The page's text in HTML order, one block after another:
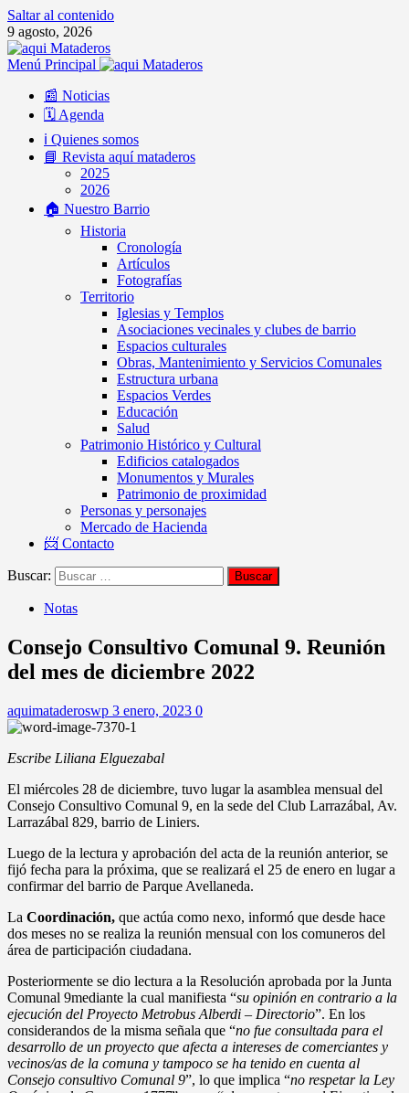
Saltar al contenido
9 agosto, 2026
Menú Principal
📰 Noticias
🗓️ Agenda
ℹ️ Quienes somos
📘 Revista aquí mataderos
2025
2026
🏠 Nuestro Barrio
Historia
Cronología
Artículos
Fotografías
Territorio
Iglesias y Templos
Asociaciones vecinales y clubes de barrio
Espacios culturales
Obras, Mantenimiento y Servicios Comunales
Estructura urbana
Espacios Verdes
Educación
Salud
Patrimonio Histórico y Cultural
Edificios catalogados
Monumentos y Murales
Patrimonio de proximidad
Personas y personajes
Mercado de Hacienda
📨 Contacto
Buscar:
Notas
Consejo Consultivo Comunal 9. Reunión
del mes de diciembre 2022
aquimataderoswp 3 enero, 2023 0
Escribe Liliana Elguezabal
El miércoles 28 de diciembre, tuvo lugar la asamblea mensual del
Consejo Consultivo Comunal 9, en la sede del Club Larrazábal, Av.
Larrazábal 829, barrio de Liniers.
Luego de la lectura y aprobación del acta de la reunión anterior, se
fijó fecha para la próxima, que se realizará el 25 de enero en lugar a
confirmar del barrio de Parque Avellaneda.
La Coordinación, que actúa como nexo, informó que desde hace
dos meses no se realiza la reunión mensual con los comuneros del
área de participación ciudadana.
Posteriormente se dio lectura a la Resolución aprobada por la Junta
Comunal 9mediante la cual manifiesta “su opinión en contrario a la
ejecución del Proyecto Metrobus Alberdi – Directorio”. En los
considerandos de la misma señala que “no fue consultada para el
desarrollo de un proyecto que afecta a intereses de comerciantes y
vecinos/as de la comuna y tampoco se ha tenido en cuenta al
Consejo consultivo Comunal 9”, lo que implica “no respetar la Ley